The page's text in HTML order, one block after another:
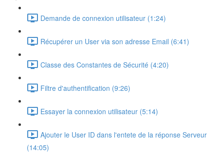
Demande de connexion utilisateur (1:24)
Récupérer un User via son adresse Email (6:41)
Classe des Constantes de Sécurité (4:20)
Filtre d'authentification (9:26)
Essayer la connexion utilisateur (5:14)
Ajouter le User ID dans l'entete de la réponse Serveur
(14:05)